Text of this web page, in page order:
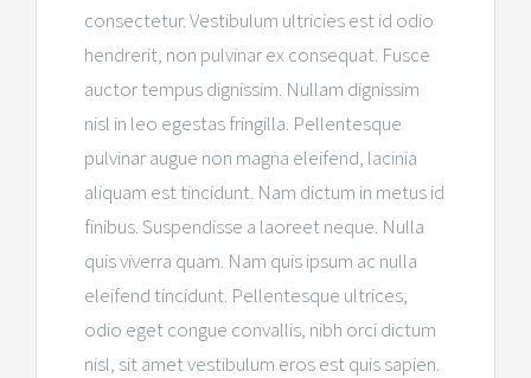
consectetur. Vestibulum ultricies est id odio
hendrerit, non pulvinar ex consequat. Fusce
auctor tempus dignissim. Nullam dignissim
nisl in leo egestas fringilla. Pellentesque
pulvinar augue non magna eleifend, lacinia
aliquam est tincidunt. Nam dictum in metus id
finibus. Suspendisse a laoreet neque. Nulla
quis viverra quam. Nam quis ipsum ac nulla
eleifend tincidunt. Pellentesque ultrices,
odio eget congue convallis, nibh orci dictum
nisl, sit amet vestibulum eros est quis sapien.